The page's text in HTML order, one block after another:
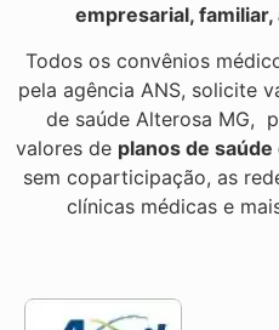
empresarial,
Todos os convênios
pela agência ANS, solicite
de saúde Alterosa MG,
valores de planos de
sem coparticipação, as
clínicas médicas e